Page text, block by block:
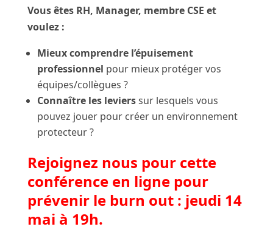
Vous êtes RH, Manager, membre CSE et
voulez :
Mieux comprendre l’épuisement
professionnel pour mieux protéger vos
équipes/collègues ?
Connaître les levierssur lesquels vous
pouvez jouer pour créer un environnement
protecteur ?
Rejoignez nous pour cette
conférence en ligne pour
prévenir le burn out : jeudi 14
mai à 19h.